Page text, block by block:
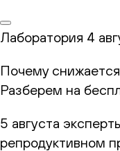
Лаборатория 4
Почему
Разберем на
5 августа
репродуктивном